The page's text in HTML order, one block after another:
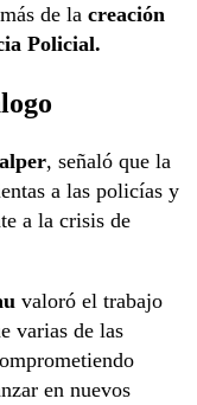
de la creación
Policial.
, señaló que la
a las policías y
a la crisis de
valoró el trabajo
varias de las
en nuevos